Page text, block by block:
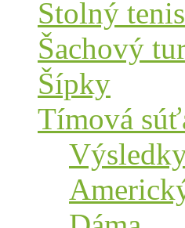
Stolný tenis
Šachový
Šípky
Tímová